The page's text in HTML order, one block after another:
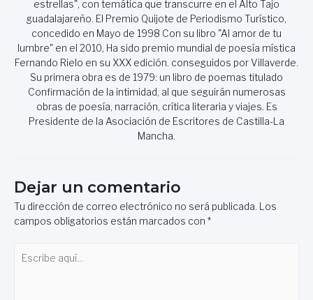
estrellas", con temática que transcurre en el Alto Tajo
guadalajareño. El Premio Quijote de Periodismo Turístico,
concedido en Mayo de 1998 Con su libro "Al amor de tu
lumbre" en el 2010, Ha sido premio mundial de poesía mística
Fernando Rielo en su XXX edición. conseguidos por Villaverde.
Su primera obra es de 1979: un libro de poemas titulado
Confirmación de la intimidad, al que seguirán numerosas
obras de poesía, narración, crítica literaria y viajes. Es
Presidente de la Asociación de Escritores de Castilla-La
Mancha.
Dejar un comentario
Tu dirección de correo electrónico no será publicada. Los
campos obligatorios están marcados con *
aquí...